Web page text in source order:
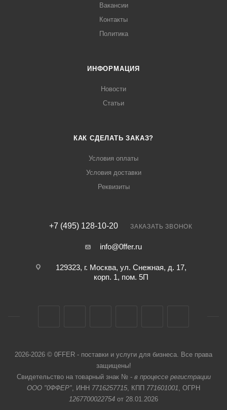
Вакансии
Контакты
Политика
ИНФОРМАЦИЯ
Новости
Статьи
КАК СДЕЛАТЬ ЗАКАЗ?
Условия оплаты
Условия доставки
Реквизиты
+7 (495) 128-10-20 ЗАКАЗАТЬ ЗВОНОК
info@0ffer.ru
129323, г. Москва, ул. Снежная, д. 17,
корп. 1, пом. 5П
2026-2026 © 0FFER - поставки и услуги для бизнеса. Все права
защищены!
Свидетельство на товарный знак № - в процессе регистрации
ООО "0ФФЕР", ИНН 7716257715, КПП 771601001, ОГРН
1267700022754 от 28.01.2026